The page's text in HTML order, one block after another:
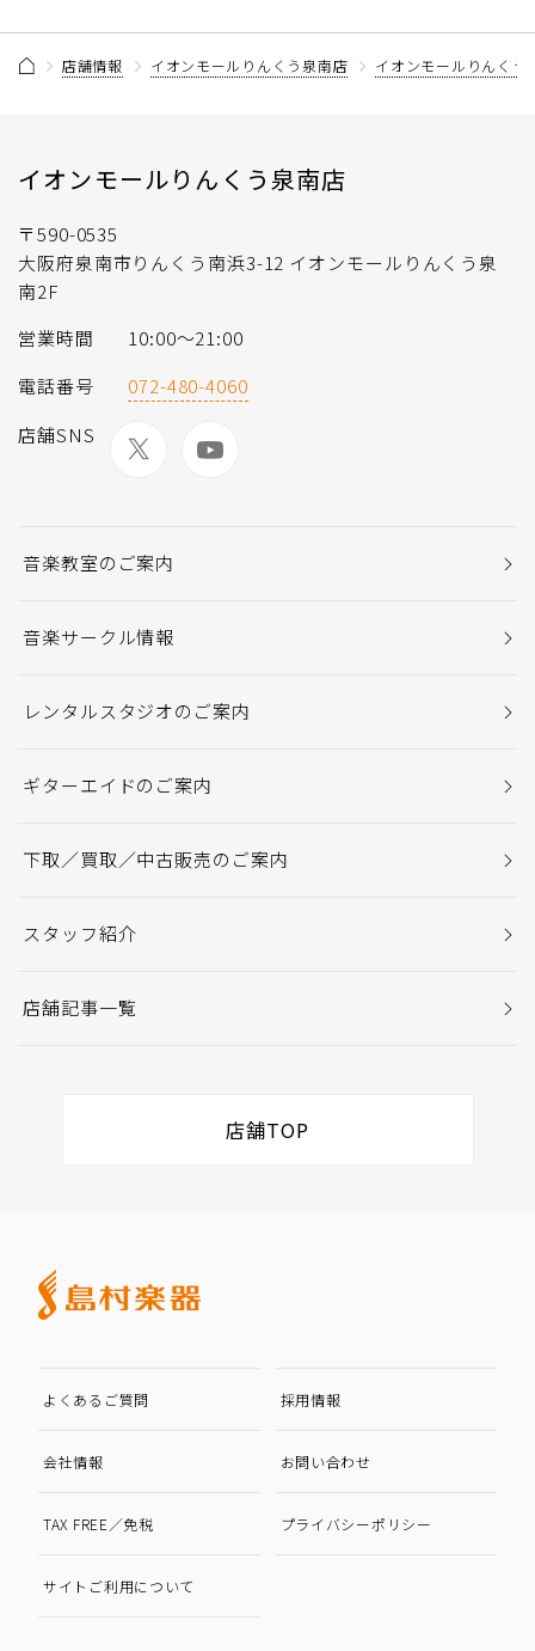
店舗情報 イオンモールりんくう泉南店 イオンモールりんくう
イオンモールりんくう泉南店
〒590-0535
大阪府泉南市りんくう南浜3-12 イオンモールりんくう泉
南2F
営業時間
10:00〜21:00
電話番号
072-480-4060
店舗SNS
音楽教室のご案内
音楽サークル情報
レンタルスタジオのご案内
ギターエイドのご案内
下取／買取／中古販売のご案内
スタッフ紹介
店舗記事一覧
店舗TOP
よくあるご質問 採用情報
会社情報 お問い合わせ
TAX FREE／免税 プライバシーポリシー
サイトご利用について